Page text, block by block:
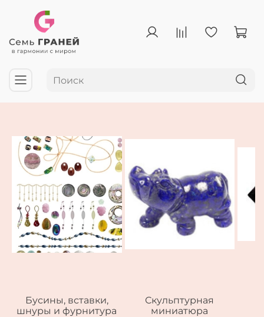
Бусины, вставки,
шнуры и фурнитура
Скульптурная
миниатюра